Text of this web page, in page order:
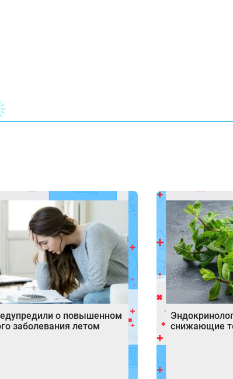
о повышенном
заболевания летом
снижающие